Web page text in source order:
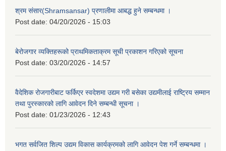
श्रम संसार(Shramsansar) प्रणालीमा आबद्ध हुने सम्बन्धमा ।
Post date: 04/20/2026 - 15:03
बेरोजगार व्यक्तिहरूको प्राथमिकताक्रम सूची प्रकाशन गरिएको सूचना
Post date: 03/20/2026 - 14:57
वैदेशिक रोजगारीबाट फर्किएर स्वदेशमा उद्यम गरी बसेका उद्यमीलाई राष्ट्रिय सम्मान
तथा पुरस्कारको लागि आवेदन दिने सम्बन्धी सूचना ।
Post date: 01/23/2026 - 12:43
भगत सर्वजित शिल्प उद्यम विकास कार्यक्रमको लागि आवेदन पेश गर्ने सम्बन्धमा ।